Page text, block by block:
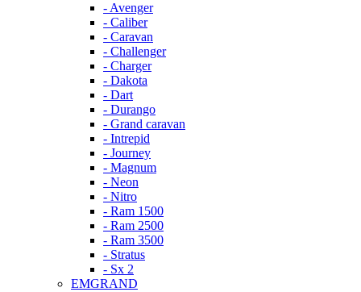
- Avenger
- Caliber
- Caravan
- Challenger
- Charger
- Dakota
- Dart
- Durango
- Grand caravan
- Intrepid
- Journey
- Magnum
- Neon
- Nitro
- Ram 1500
- Ram 2500
- Ram 3500
- Stratus
- Sx 2
EMGRAND